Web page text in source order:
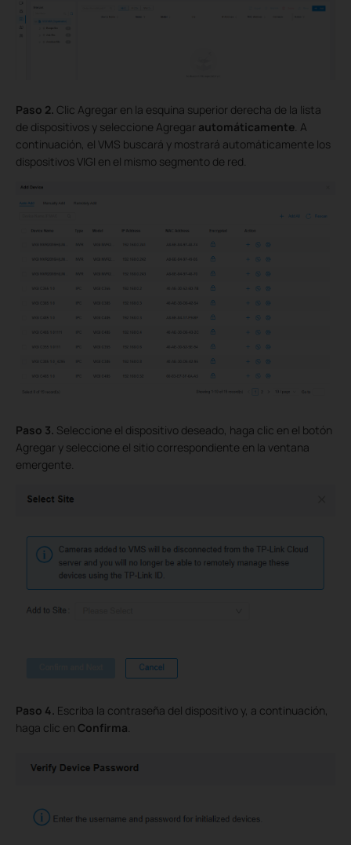
Paso 2. Clic Agregar en la esquina superior derecha de la lista
de dispositivos y seleccione Agregar automáticamente. A
continuación, el VMS buscará y mostrará automáticamente los
dispositivos VIGI en el mismo segmento de red.
Paso 3. Seleccione el dispositivo deseado, haga clic en el botón
Agregar y seleccione el sitio correspondiente en la ventana
emergente.
Paso 4. Escriba la contraseña del dispositivo y, a continuación,
haga clic en Confirma